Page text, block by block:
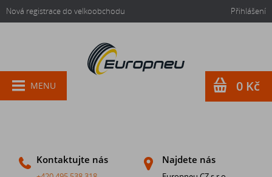
Nová registrace do velkoobchodu Přihlášení
Kontaktujte nás Najdete nás
MENU 0 Kč